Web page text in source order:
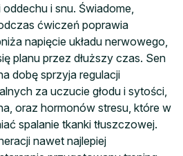
i snu. Świadome,
ćwiczeń poprawia
napięcie układu nerwowego,
planu przez dłuższy czas. Sen
dobę sprzyja regulacji
za uczucie głodu i sytości,
oraz hormonów stresu, które w
spalanie tkanki tłuszczowej.
nawet najlepiej